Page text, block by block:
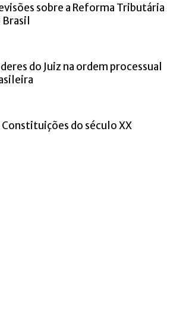
sobre a Reforma Tributária
do Juiz na ordem processual
Constituições do século XX